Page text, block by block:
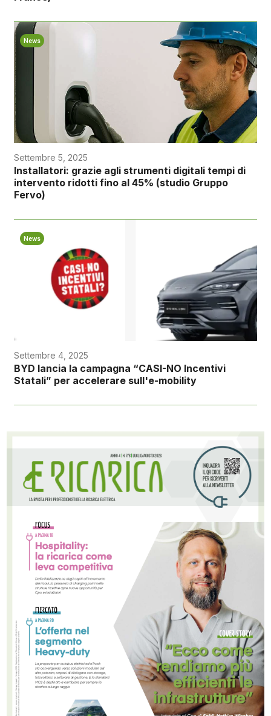
News
Settembre 5, 2025
Installatori: grazie agli strumenti digitali tempi di
intervento ridotti fino al 45% (studio Gruppo
Fervo)
News
Settembre 4, 2025
BYD lancia la campagna “CASI-NO Incentivi
Statali” per accelerare sull'e-mobility